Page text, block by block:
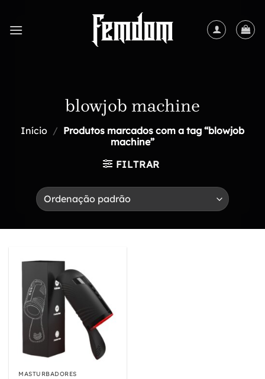
content
blowjob machine
Início / Produtos marcados com a tag “blowjob
machine”
FILTRAR
MASTURBADORES